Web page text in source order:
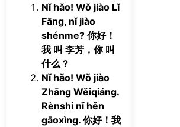
Nǐ hǎo! Wǒ jiào Lǐ
Fāng, nǐ jiào
shénme? 你好！
我 叫 李芳，你 叫
什么？
Nǐ hǎo! Wǒ jiào
Zhāng Wěiqiáng.
Rènshi nǐ hěn
gāoxìng. 你好！我